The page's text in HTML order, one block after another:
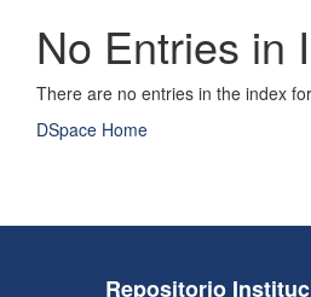
No Entries in
There are no entries in the index
DSpace Home
Repositorio